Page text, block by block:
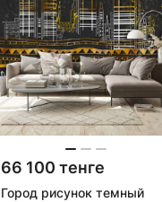
66 100 тенге
Город рисунок темный